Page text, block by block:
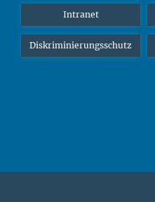
Intranet
Diskriminierungsschutz